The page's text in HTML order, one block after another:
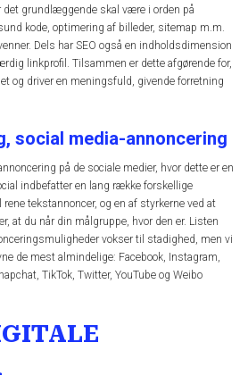
grundlæggende skal være i orden på
kode, optimering af billeder, sitemap m.m.
Dels har SEO også en indholdsdimension
linkprofil. Tilsammen er dette afgørende for,
og driver en meningsfuld, givende forretning
social media-annoncering
på de sociale medier, hvor dette er en
indbefatter en lang række forskellige
tekstannoncer, og en af styrkerne ved at
at du når din målgruppe, hvor den er. Listen
vokser til stadighed, men vi
de mest almindelige: Facebook, Instagram,
TikTok, Twitter, YouTube og Weibo